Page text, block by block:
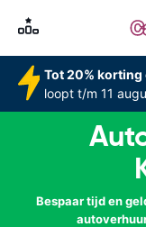
Tot 20%
loopt t/m 11
Bespaar tijd en